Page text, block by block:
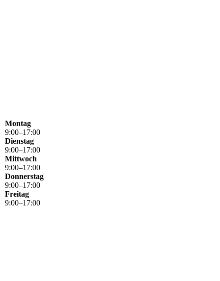
Montag
9:00–17:00
Dienstag
9:00–17:00
Mittwoch
9:00–17:00
Donnerstag
9:00–17:00
Freitag
9:00–17:00